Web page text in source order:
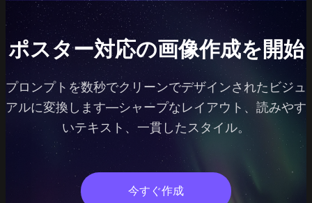
ポスター対応の画像作成を開始
プロンプトを数秒でクリーンでデザインされたビジュ
アルに変換します—シャープなレイアウト、読みやす
いテキスト、一貫したスタイル。
今すぐ作成